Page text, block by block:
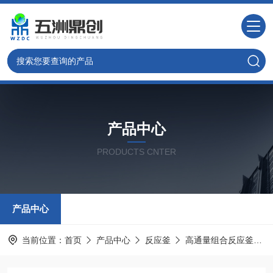
产品中心
PRODUCTS CNTER
产品中心
当前位置： 首页 产品中心 反应釜 高通量组合反应釜